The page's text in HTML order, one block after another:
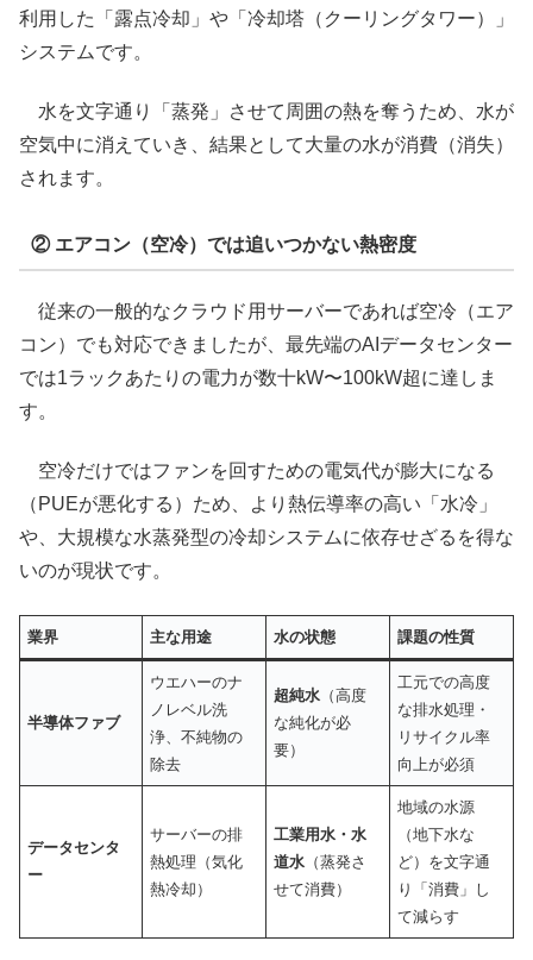
利用した「露点冷却」や「冷却塔（クーリングタワー）」
システムです。
水を文字通り「蒸発」させて周囲の熱を奪うため、水が
空気中に消えていき、結果として大量の水が消費（消失）
されます。
② エアコン（空冷）では追いつかない熱密度
従来の一般的なクラウド用サーバーであれば空冷（エア
コン）でも対応できましたが、最先端のAIデータセンター
では1ラックあたりの電力が数十kW〜100kW超に達しま
す。
空冷だけではファンを回すための電気代が膨大になる
（PUEが悪化する）ため、より熱伝導率の高い「水冷」
や、大規模な水蒸発型の冷却システムに依存せざるを得な
いのが現状です。
業界 主な用途 水の状態 課題の性質
半導体ファブ
ウエハーのナ
ノレベル洗
浄、不純物の
除去
超純水 （高度
な純化が必
要）
工元での高度
な排水処理・
リサイクル率
向上が必須
データセンタ
ー
サーバーの排
熱処理（気化
熱冷却）
工業用水・水
道水 （蒸発さ
せて消費）
地域の水源
（地下水な
ど）を文字通
り「消費」し
て減らす